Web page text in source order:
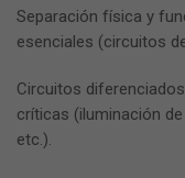
Separación física y
esenciales (circuitos
Circuitos
críticas (iluminación
etc.).